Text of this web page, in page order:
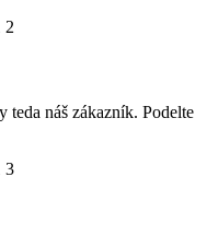
náš zákazník. Podelte